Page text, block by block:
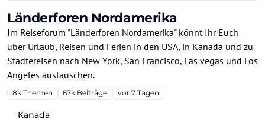
Länderforen Nordamerika
Im Reiseforum "Länderforen Nordamerika" könnt Ihr Euch
über Urlaub, Reisen und Ferien in den USA, in Kanada und zu
Städtereisen nach New York, San Francisco, Las vegas und Los
Angeles austauschen.
8k Themen 67k Beiträge vor 7 Tagen
Kanada